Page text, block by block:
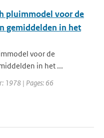
pluimmodel voor de
gemiddelden in het
voor de
in het ...
1978 | Pages: 66